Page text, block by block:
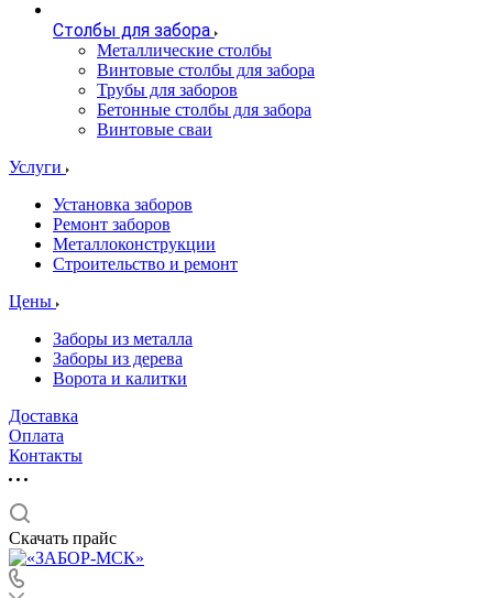
Столбы для забора
Металлические столбы
Винтовые столбы для забора
Трубы для заборов
Бетонные столбы для забора
Винтовые сваи
Услуги
Установка заборов
Ремонт заборов
Металлоконструкции
Строительство и ремонт
Цены
Заборы из металла
Заборы из дерева
Ворота и калитки
Доставка
Оплата
Контакты
Скачать прайс